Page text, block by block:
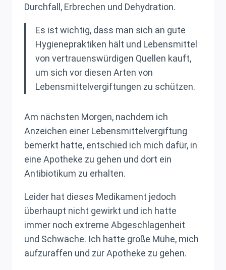
Durchfall, Erbrechen und Dehydration.
Es ist wichtig, dass man sich an gute
Hygienepraktiken hält und Lebensmittel
von vertrauenswürdigen Quellen kauft,
um sich vor diesen Arten von
Lebensmittelvergiftungen zu schützen.
Am nächsten Morgen, nachdem ich
Anzeichen einer Lebensmittelvergiftung
bemerkt hatte, entschied ich mich dafür, in
eine Apotheke zu gehen und dort ein
Antibiotikum zu erhalten.
Leider hat dieses Medikament jedoch
überhaupt nicht gewirkt und ich hatte
immer noch extreme Abgeschlagenheit
und Schwäche. Ich hatte große Mühe, mich
aufzuraffen und zur Apotheke zu gehen.